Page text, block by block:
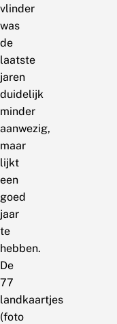
vlinder
was
de
laatste
jaren
duidelijk
minder
aanwezig,
maar
lijkt
een
goed
jaar
te
hebben.
De
77
landkaartjes
(foto